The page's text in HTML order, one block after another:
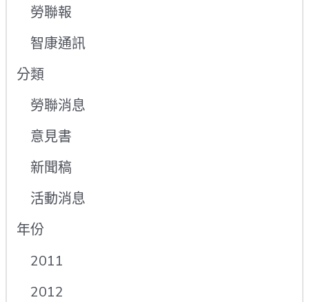
勞聯報
智康通訊
分類
勞聯消息
意見書
新聞稿
活動消息
年份
2011
2012